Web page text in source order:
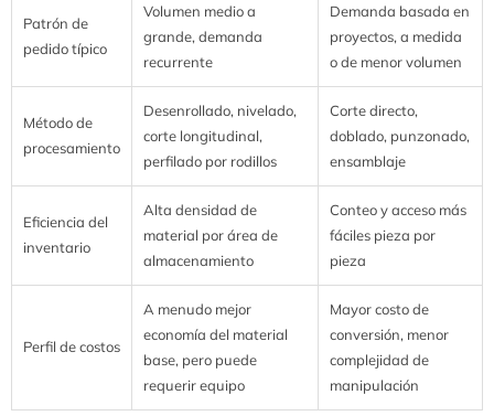
Patrón de
pedido típico
Volumen medio a
grande, demanda
recurrente
Demanda basada en
proyectos, a medida
o de menor volumen
Método de
procesamiento
Desenrollado, nivelado,
corte longitudinal,
perfilado por rodillos
Corte directo,
doblado, punzonado,
ensamblaje
Eficiencia del
inventario
Alta densidad de
material por área de
almacenamiento
Conteo y acceso más
fáciles pieza por
pieza
Perfil de costos
A menudo mejor
economía del material
base, pero puede
requerir equipo
Mayor costo de
conversión, menor
complejidad de
manipulación